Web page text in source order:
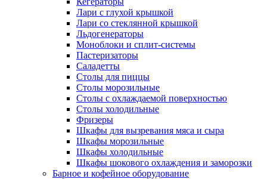
Лари с глухой крышкой
Лари со стеклянной крышкой
Льдогенераторы
Моноблоки и сплит-системы
Пастеризаторы
Саладетты
Столы для пиццы
Столы морозильные
Столы с охлаждаемой поверхностью
Столы холодильные
Фризеры
Шкафы для вызревания мяса и сыра
Шкафы морозильные
Шкафы холодильные
Шкафы шокового охлаждения и заморозки
Барное и кофейное оборудование